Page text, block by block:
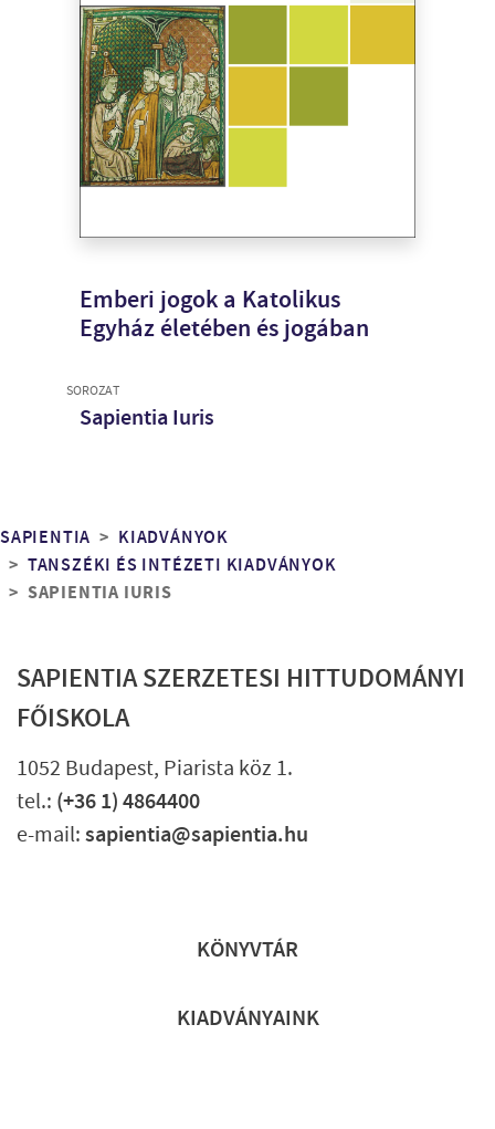
Emberi jogok a Katolikus
Egyház életében és jogában
SOROZAT
Sapientia Iuris
Morzsa
SAPIENTIA
KIADVÁNYOK
TANSZÉKI ÉS INTÉZETI KIADVÁNYOK
SAPIENTIA IURIS
SAPIENTIA SZERZETESI HITTUDOMÁNYI
FŐISKOLA
1052 Budapest, Piarista köz 1.
tel.: (+36 1) 4864400
e-mail:sapientia@sapientia.hu
KÖNYVTÁR
KIADVÁNYAINK